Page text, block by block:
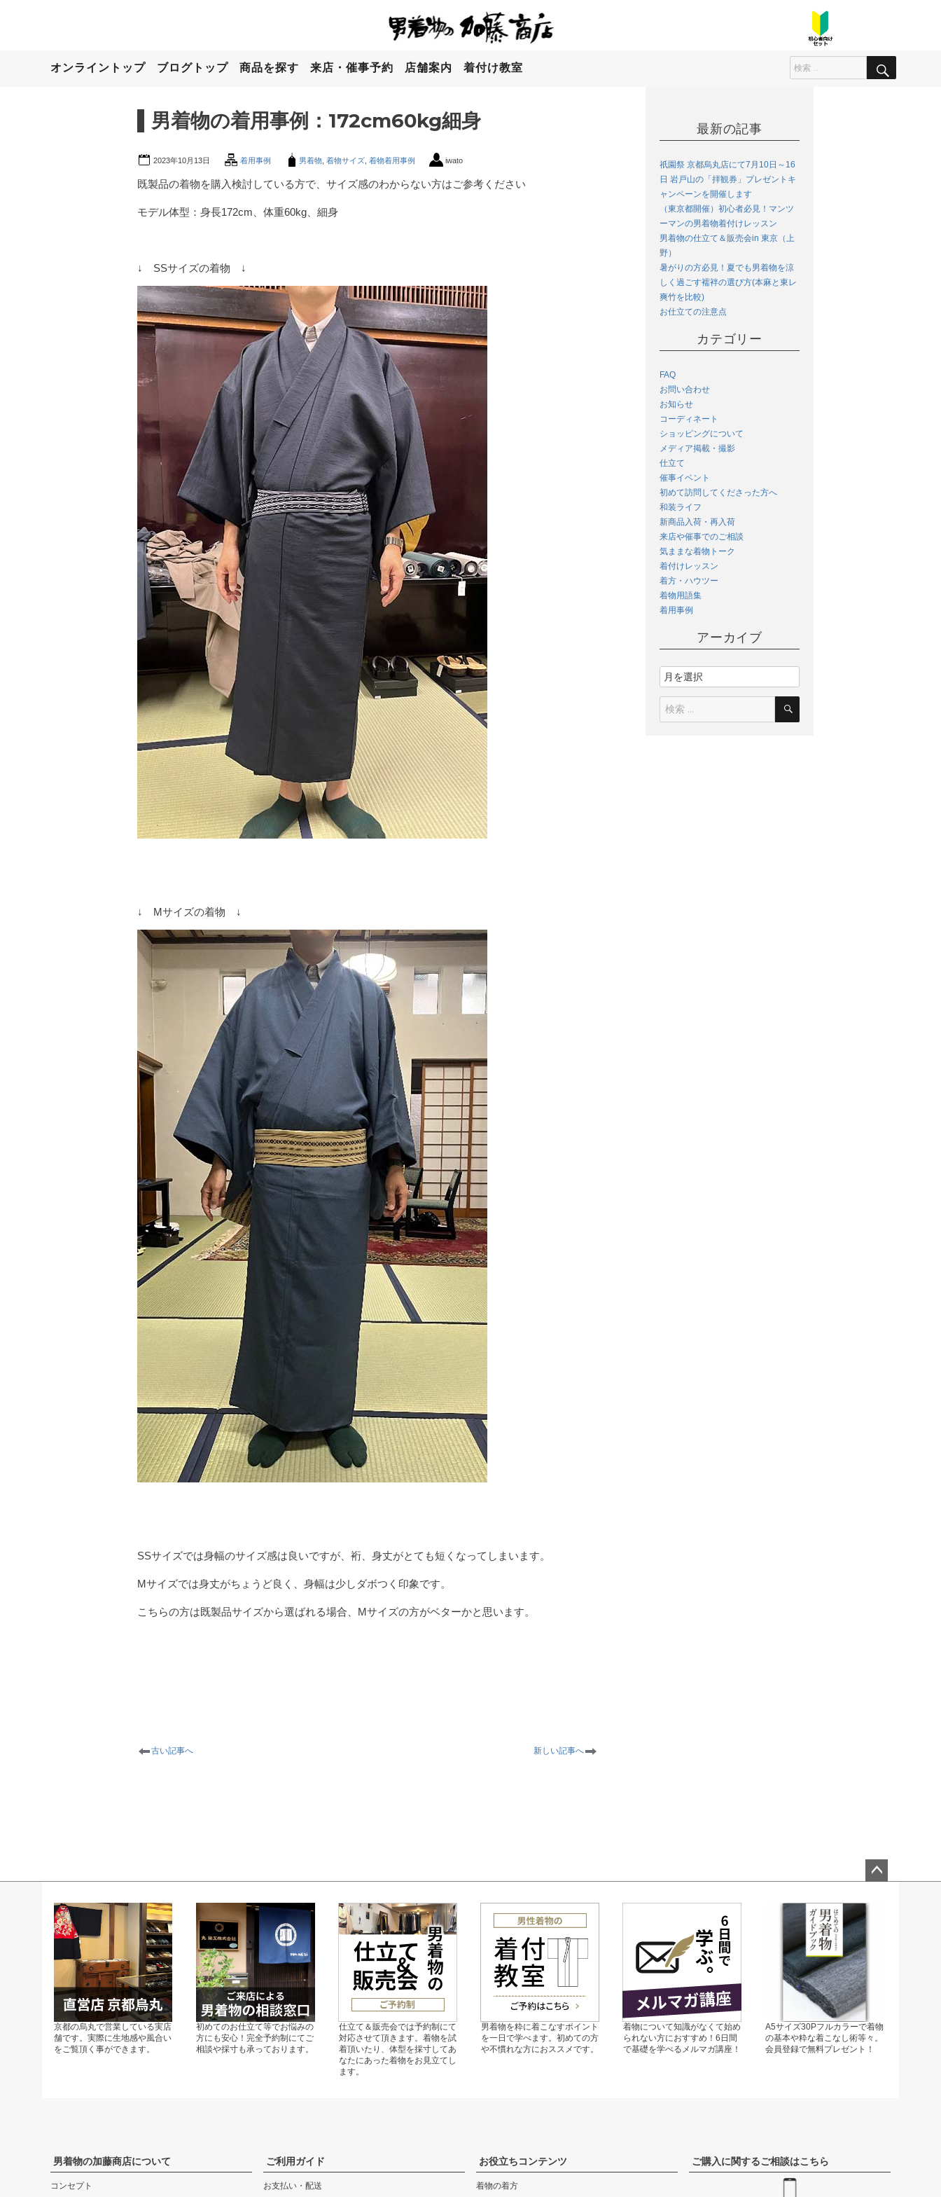
オンライントップ ブログトップ 商品を探す 来店・催事予約 店舗案内 着付け教室
男着物の着用事例：172cm60kg細身
2023年10月13日 着用事例 男着物, 着物サイズ, 着物着用事例 iwato
既製品の着物を購入検討している方で、サイズ感のわからない方はご参考ください
モデル体型：身長172cm、体重60kg、細身
↓ SSサイズの着物 ↓
↓ Mサイズの着物 ↓
SSサイズでは身幅のサイズ感は良いですが、裄、身丈がとても短くなってしまいます。
Mサイズでは身丈がちょうど良く、身幅は少しダボつく印象です。
こちらの方は既製品サイズから選ばれる場合、Mサイズの方がベターかと思います。
古い記事へ 新しい記事へ
最新の記事
祇園祭 京都烏丸店にて7月10日～16
日 岩戸山の「拝観券」プレゼントキ
ャンペーンを開催します
（東京都開催）初心者必見！マンツ
ーマンの男着物着付けレッスン
男着物の仕立て＆販売会in 東京（上
野）
暑がりの方必見！夏でも男着物を涼
しく過ごす襦袢の選び方(本麻と東レ
爽竹を比較)
お仕立ての注意点
カテゴリー
FAQ
お問い合わせ
お知らせ
コーディネート
ショッピングについて
メディア掲載・撮影
仕立て
催事イベント
初めて訪問してくださった方へ
和装ライフ
新商品入荷・再入荷
来店や催事でのご相談
気ままな着物トーク
着付けレッスン
着方・ハウツー
着物用語集
着用事例
アーカイブ
ジト
京都の烏丸で営業している実店
舗です。実際に生地感や風合い
をご覧頂く事ができます。
初めてのお仕立て等でお悩みの
方にも安心！完全予約制にてご
相談や採寸も承っております。
仕立て＆販売会では予約制にて
対応させて頂きます。着物を試
着頂いたり、体型を採寸してあ
なたにあった着物をお見立てし
ます。
男着物を粋に着こなすポイント
を一日で学べます。初めての方
や不慣れな方におススメです。
着物について知識がなくて始め
られない方におすすめ！6日間
で基礎を学べるメルマガ講座！
A5サイズ30Pフルカラーで着物
の基本や粋な着こなし術等々。
会員登録で無料プレゼント！
男着物の加藤商店について
コンセプト
ご利用ガイド
お支払い・配送
お役立ちコンテンツ
着物の着方
ご購入に関するご相談はこちら